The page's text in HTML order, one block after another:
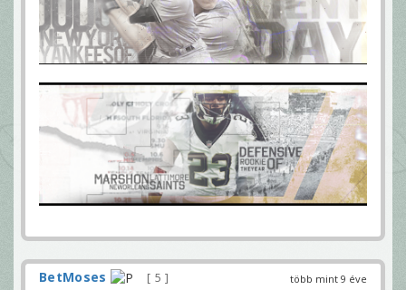
több mint 9 éve
BetMoses
5